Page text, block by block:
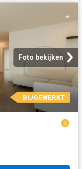
Foto bekijken
BIJGEWERKT